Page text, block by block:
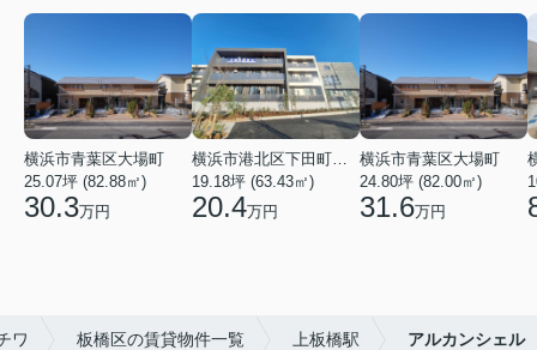
横浜市青葉区大場町
25.07坪 (82.88㎡)
30.3万円
19.18坪 (63.43㎡)
20.4万円
横浜市青葉区大場町
24.80坪 (82.00㎡)
31.6万円
ワ 板橋区の賃貸物件一覧 上板橋駅 アルカンシェル